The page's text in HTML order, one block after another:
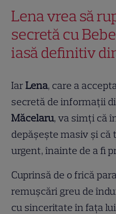
Lena vrea să
secretă cu
iasă definitiv
IarLena, care a
secretă de informații
Măcelaru, va simți că
depășește masiv și că
urgent, înainte de a fi
Cuprinsă de o frică
remușcări greu de
cu sinceritate în fața